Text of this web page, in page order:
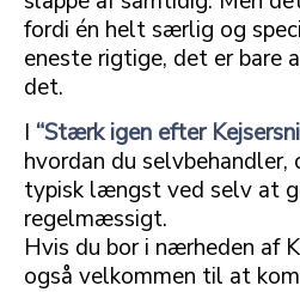
fordi én helt særlig og
eneste rigtige, det er bare
det.
I “Stærk igen efter
hvordan du selvbehandler,
typisk længst ved selv at
regelmæssigt.
Hvis du bor i nærheden af
også velkommen til at